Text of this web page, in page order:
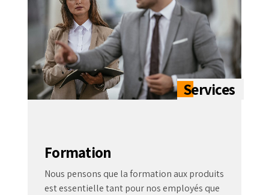
Formation
Nous pensons que la formation aux produits
est essentielle tant pour nos employés que